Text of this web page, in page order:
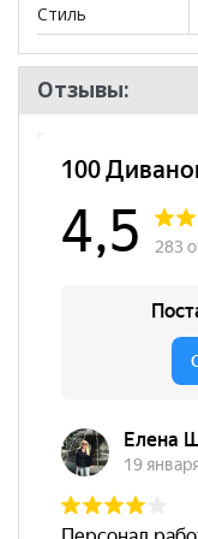
Стиль
Комната
Пол
Отзывы: